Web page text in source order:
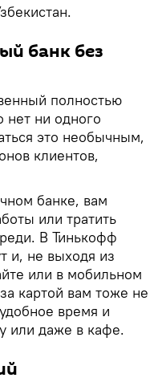
банк без
полностью
нет ни одного
это необычным,
клиентов,
банке, вам
или тратить
В Тинькофф
и, не выходя из
или в мобильном
картой вам тоже не
время и
или даже в кафе.